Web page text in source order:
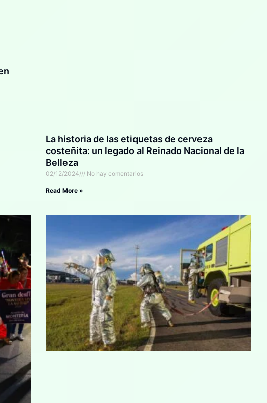
La historia de las etiquetas de cerveza
costeñita: un legado al Reinado Nacional de la
Belleza
02/12/2024 No hay comentarios
Read More »